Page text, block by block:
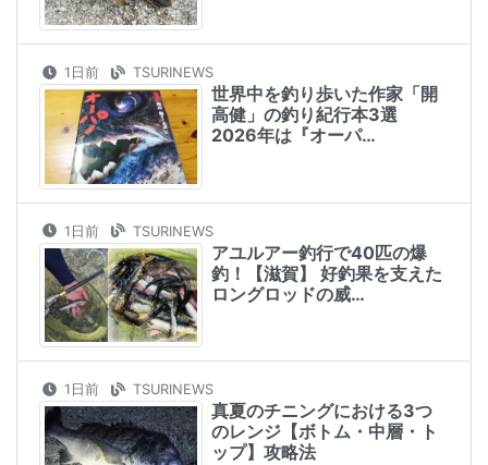
1日前 TSURINEWS
世界中を釣り歩いた作家「開
高健」の釣り紀行本3選
2026年は『オーパ…
1日前 TSURINEWS
アユルアー釣行で40匹の爆
釣！【滋賀】 好釣果を支えた
ロングロッドの威…
1日前 TSURINEWS
真夏のチニングにおける3つ
のレンジ【ボトム・中層・ト
ップ】攻略法